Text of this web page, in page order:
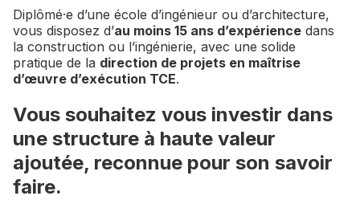
Diplômé·e d’une école d’ingénieur ou d’architecture,
vous disposez d’au moins 15 ans d’expérience dans
la construction ou l’ingénierie, avec une solide
pratique de la direction de projets en maîtrise
d’œuvre d’exécution TCE.
Vous souhaitez vous investir dans
une structure à haute valeur
ajoutée, reconnue pour son savoir
faire.